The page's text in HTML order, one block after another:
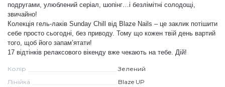
Інші прикраси
Фарби для розпису
подругами, улюблений серіал, шопінг…і безлімітні солодощі,
звичайно!
Колекція гель-лаків Sunday Chill від Blaze Nails – це заклик потішити
себе просто сьогодні, без приводу. Тому що кожен твій день вартий
того, щоб його запам’ятати!
17 відтінків релаксового вікенду вже чекають на тебе. Дій!
Колір
Зелений
Лінійка
Blaze UP